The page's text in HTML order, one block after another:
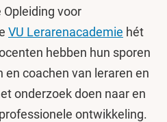
Opleiding voor
VU Lerarenacademie hét
hebben hun sporen
en coachen van leraren en
onderzoek doen naar en
ontwikkeling.